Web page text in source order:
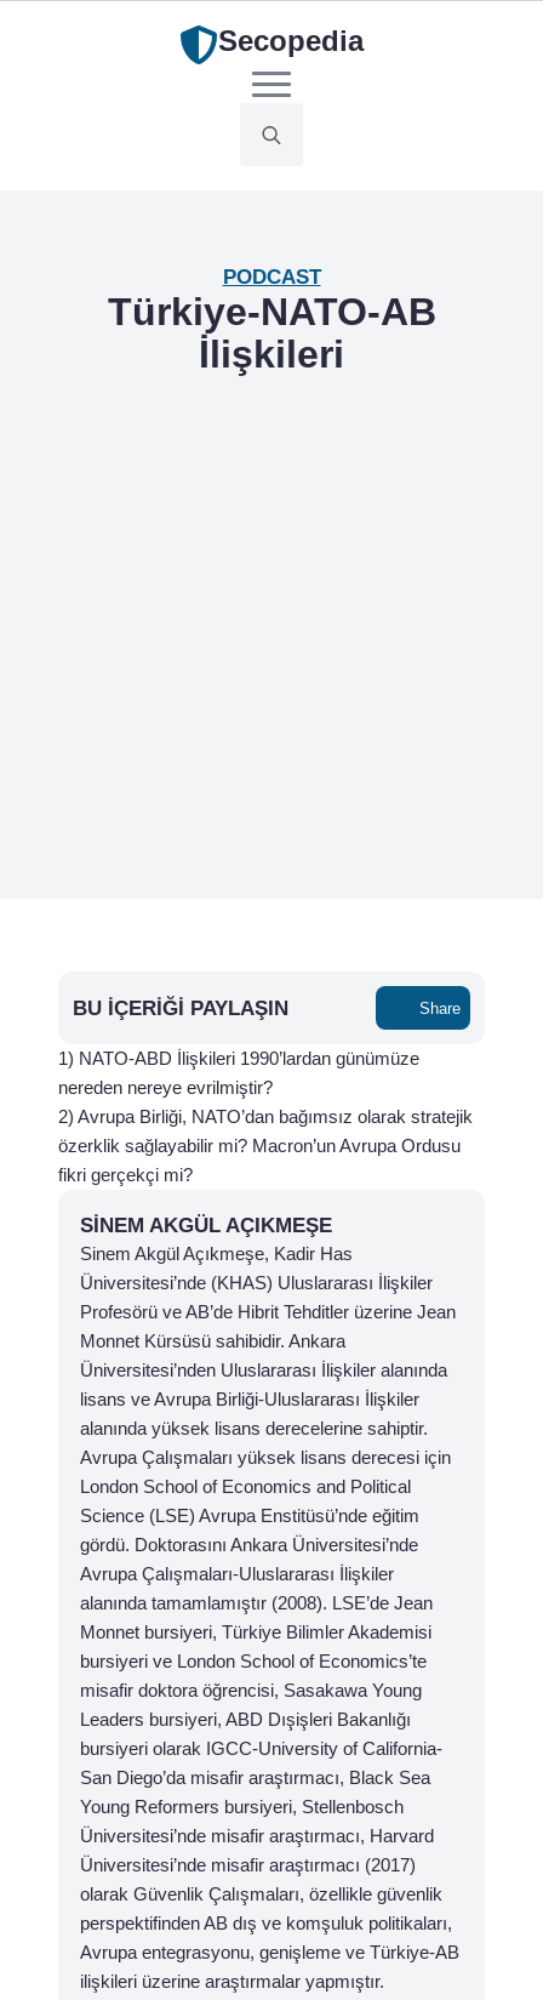
Secopedia
PODCAST
Türkiye-NATO-AB
İlişkileri
BU İÇERIĞI PAYLAŞIN Share
1) NATO-ABD İlişkileri 1990’lardan günümüze
nereden nereye evrilmiştir?
2) Avrupa Birliği, NATO’dan bağımsız olarak stratejik
özerklik sağlayabilir mi? Macron’un Avrupa Ordusu
fikri gerçekçi mi?
SINEM AKGÜL AÇIKMEŞE
Sinem Akgül Açıkmeşe, Kadir Has
Üniversitesi’nde (KHAS) Uluslararası İlişkiler
Profesörü ve AB’de Hibrit Tehditler üzerine Jean
Monnet Kürsüsü sahibidir. Ankara
Üniversitesi’nden Uluslararası İlişkiler alanında
lisans ve Avrupa Birliği-Uluslararası İlişkiler
alanında yüksek lisans derecelerine sahiptir.
Avrupa Çalışmaları yüksek lisans derecesi için
London School of Economics and Political
Science (LSE) Avrupa Enstitüsü’nde eğitim
gördü. Doktorasını Ankara Üniversitesi’nde
Avrupa Çalışmaları-Uluslararası İlişkiler
alanında tamamlamıştır (2008). LSE’de Jean
Monnet bursiyeri, Türkiye Bilimler Akademisi
bursiyeri ve London School of Economics’te
misafir doktora öğrencisi, Sasakawa Young
Leaders bursiyeri, ABD Dışişleri Bakanlığı
bursiyeri olarak IGCC-University of California-
San Diego’da misafir araştırmacı, Black Sea
Young Reformers bursiyeri, Stellenbosch
Üniversitesi’nde misafir araştırmacı, Harvard
Üniversitesi’nde misafir araştırmacı (2017)
olarak Güvenlik Çalışmaları, özellikle güvenlik
perspektifinden AB dış ve komşuluk politikaları,
Avrupa entegrasyonu, genişleme ve Türkiye-AB
ilişkileri üzerine araştırmalar yapmıştır.